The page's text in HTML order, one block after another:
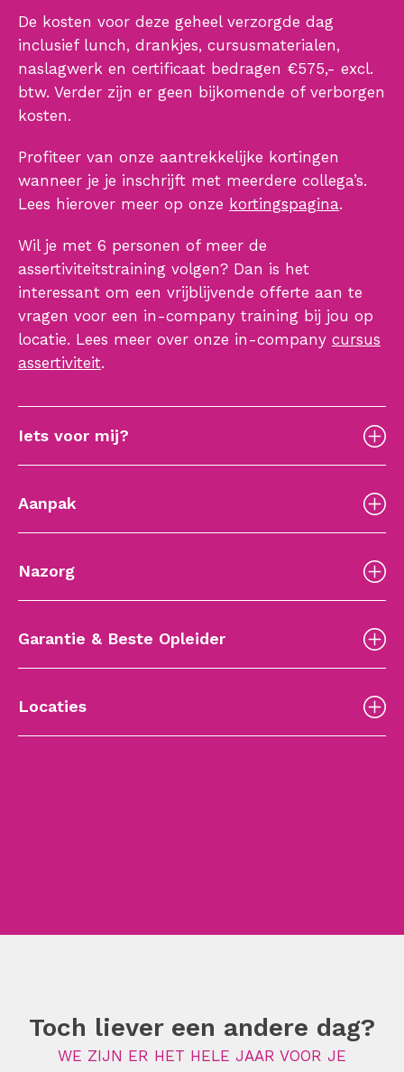
De kosten voor deze geheel verzorgde dag
inclusief lunch, drankjes, cursusmaterialen,
naslagwerk en certificaat bedragen €575,- excl.
btw. Verder zijn er geen bijkomende of verborgen
kosten.
Profiteer van onze aantrekkelijke kortingen
wanneer je je inschrijft met meerdere collega’s.
Lees hierover meer op onze kortingspagina.
Wil je met 6 personen of meer de
assertiviteitstraining volgen? Dan is het
interessant om een vrijblijvende offerte aan te
vragen voor een in-company training bij jou op
locatie. Lees meer over onze in-company cursus
assertiviteit.
Iets voor mij?
Aanpak
Nazorg
Garantie & Beste Opleider
Locaties
Toch liever een andere dag?
WE ZIJN ER HET HELE JAAR VOOR JE